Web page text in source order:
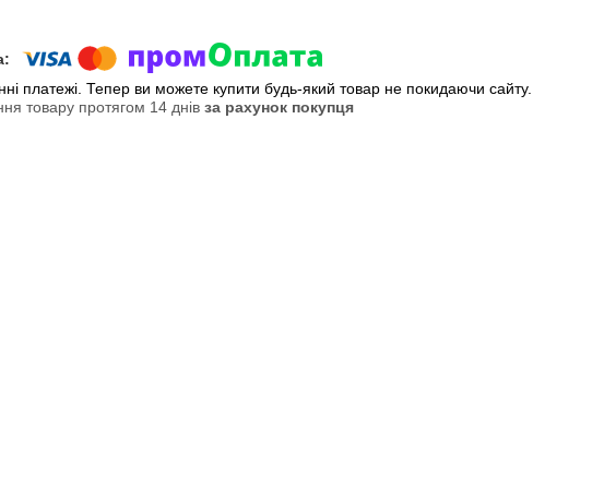
платежі. Тепер ви можете купити будь-який товар не покидаючи сайту.
товару протягом 14 днів за рахунок покупця